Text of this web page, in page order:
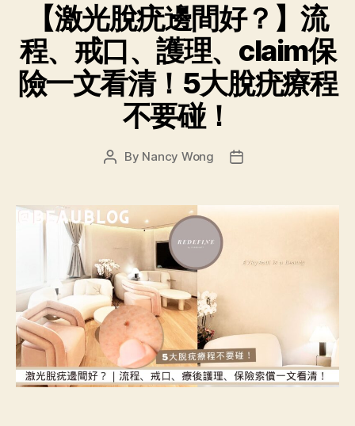
【激光脫疣邊間好？】流
程、戒口、護理、claim保
險一文看清！5大脫疣療程
不要碰！
By Nancy Wong